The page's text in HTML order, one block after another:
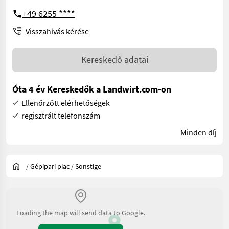
+49 6255 ****
Visszahívás kérése
Kereskedő adatai
Óta 4 év Kereskedők a Landwirt.com-on
Ellenőrzött elérhetőségek
regisztrált telefonszám
Minden díj
/Gépipari piac /Sonstige
Loading the map will send data to Google.